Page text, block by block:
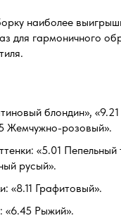
наиболее
для гармоничного
блондин»,
Жемчужно-розовый».
«5.01 Пепельный
русый».
«8.11 Графитовый».
«6.45 Рыжий».